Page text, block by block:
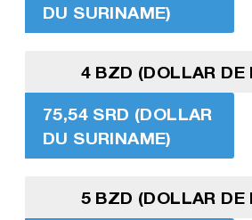
DU SURINAME)
4 BZD (DOLLAR DE
75,54 SRD (DOLLAR
DU SURINAME)
5 BZD (DOLLAR DE